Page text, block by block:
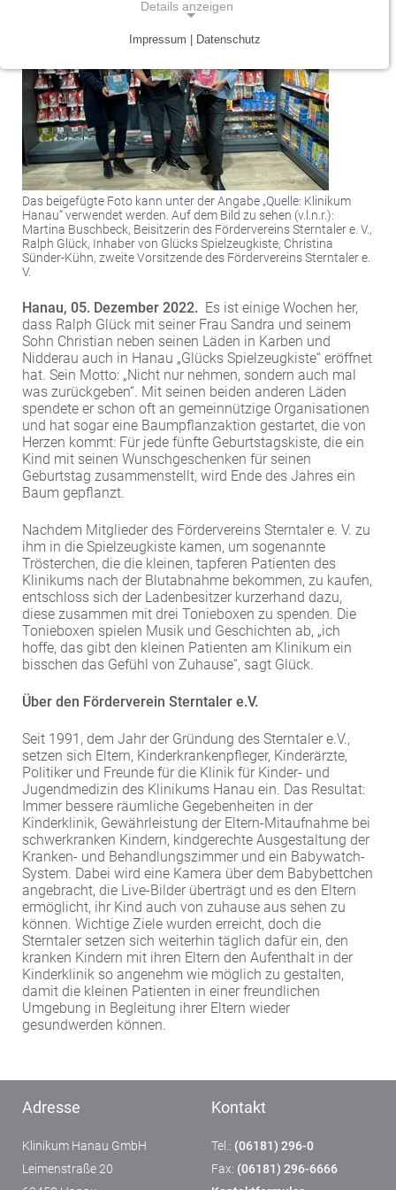
Vereinbarkeit von Beruf und Leben
Mitarbeitervorteile
Kinder- und Jugendmedizin
Neurologie
Psychiatrie und Psychotherapie
Anästhesiologie, operative Intensivmedizin und
Schmerztherapie
Gynäkologie und Geburtshilfe
Hals-, Nase- und Ohren-Erkrankungen
Dermatologie und Allergologie
Alle Kliniken, Fachbereiche und Zentren
Traumazentrum
Tumorzentrum
Viszeralonkologisches Zentrum (Darm, Pankreas)
Vorhofflimmerzentrum
Zentrum für Arbeitsmedizin, Arbeitssicherheit und
Brandschutz
Zentrum für Kinderdiabetes (DDG)
Zentrum für Lymphome und Leukämien
Alle Kliniken, Fachbereiche und Zentren
Patientenfürsprecher
Physiotherapie
Seelsorge
Soziale Dienste
Alle Kliniken, Fachbereiche und Zentren
Das beigefügte Foto kann unter der Angabe „Quelle: Klinikum
Hanau“ verwendet werden. Auf dem Bild zu sehen (v.l.n.r.):
Martina Buschbeck, Beisitzerin des Fördervereins Sterntaler e. V.,
Ralph Glück, Inhaber von Glücks Spielzeugkiste, Christina
Sünder-Kühn, zweite Vorsitzende des Fördervereins Sterntaler e.
V.
Hanau, 05. Dezember 2022. Es ist einige Wochen her,
dass Ralph Glück mit seiner Frau Sandra und seinem
Sohn Christian neben seinen Läden in Karben und
Nidderau auch in Hanau „Glücks Spielzeugkiste“ eröffnet
hat. Sein Motto: „Nicht nur nehmen, sondern auch mal
was zurückgeben“. Mit seinen beiden anderen Läden
spendete er schon oft an gemeinnützige Organisationen
und hat sogar eine Baumpflanzaktion gestartet, die von
Herzen kommt: Für jede fünfte Geburtstagskiste, die ein
Kind mit seinen Wunschgeschenken für seinen
Geburtstag zusammenstellt, wird Ende des Jahres ein
Baum gepflanzt.
Nachdem Mitglieder des Fördervereins Sterntaler e. V. zu
ihm in die Spielzeugkiste kamen, um sogenannte
Trösterchen, die die kleinen, tapferen Patienten des
Klinikums nach der Blutabnahme bekommen, zu kaufen,
entschloss sich der Ladenbesitzer kurzerhand dazu,
diese zusammen mit drei Tonieboxen zu spenden. Die
Tonieboxen spielen Musik und Geschichten ab, „ich
hoffe, das gibt den kleinen Patienten am Klinikum ein
bisschen das Gefühl von Zuhause“, sagt Glück.
Über den Förderverein Sterntaler e.V.
Seit 1991, dem Jahr der Gründung des Sterntaler e.V.,
setzen sich Eltern, Kinderkrankenpfleger, Kinderärzte,
Politiker und Freunde für die Klinik für Kinder- und
Jugendmedizin des Klinikums Hanau ein. Das Resultat:
Immer bessere räumliche Gegebenheiten in der
Kinderklinik, Gewährleistung der Eltern-Mitaufnahme bei
schwerkranken Kindern, kindgerechte Ausgestaltung der
Kranken- und Behandlungszimmer und ein Babywatch-
System. Dabei wird eine Kamera über dem Babybettchen
angebracht, die Live-Bilder überträgt und es den Eltern
ermöglicht, ihr Kind auch von zuhause aus sehen zu
können. Wichtige Ziele wurden erreicht, doch die
Sterntaler setzen sich weiterhin täglich dafür ein, den
kranken Kindern mit ihren Eltern den Aufenthalt in der
Kinderklinik so angenehm wie möglich zu gestalten,
damit die kleinen Patienten in einer freundlichen
Umgebung in Begleitung ihrer Eltern wieder
gesundwerden können.
Adresse
Klinikum Hanau GmbH
Leimenstraße 20
Kontakt
Tel.: (06181) 296-0
Fax: (06181) 296-6666
Details anzeigen
Notwendige Cookies ermöglichen grundlegende
Funktionen und sind für die einwandfreie Funktion
der Website erforderlich.
Einverständnis-Cookie
Name:
cookie_consent
Zweck:
Cookie Laufzeit:
1 Jahr
EXTERNE MEDIEN
Um Inhalte von Videoplattformen und Social Media
Plattformen anzeigen zu können, werden von
diesen externen Medien Cookies gesetzt.
YouTube
Vimeo
Impressum | Datenschutz